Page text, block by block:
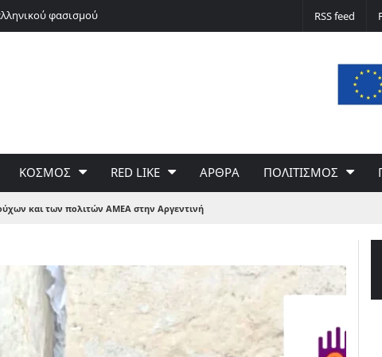
φασισμού RSS feed
ΚΟΣΜΟΣ RED LIKE ΑΡΘΡΑ ΠΟΛΙΤΙΣΜΟΣ
και των πολιτών ΑΜΕΑ στην Αργεντινή